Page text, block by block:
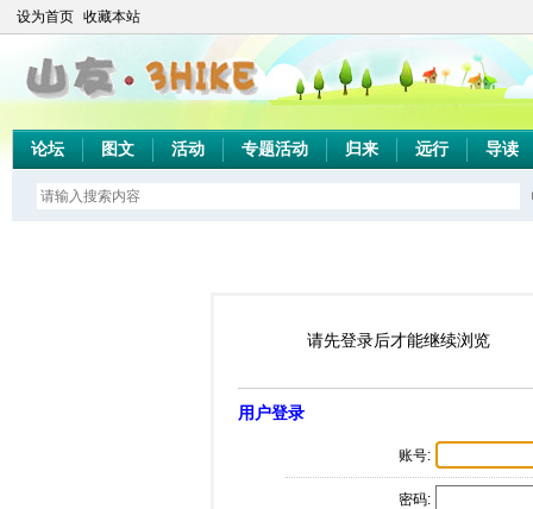
设为首页 收藏本站
论坛 图文 活动 专题活动 归来 远行 导读
请先登录后才能继续浏览
用户登录
账号:
密码: